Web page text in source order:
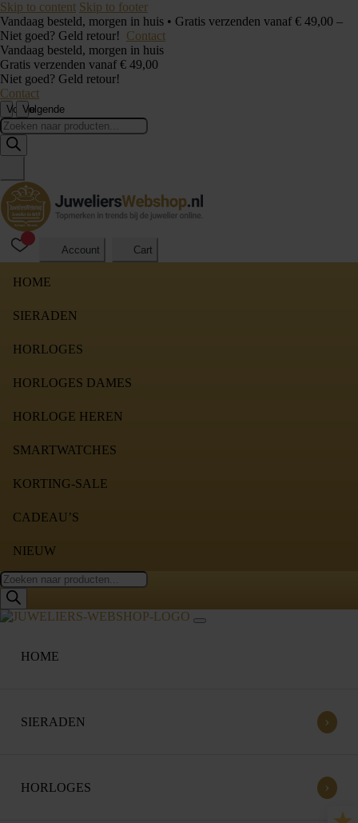
Skip to content Skip to footer
Vandaag besteld, morgen in huis • Gratis verzenden vanaf € 49,00 –
Niet goed? Geld retour! Contact
Vandaag besteld, morgen in huis
Gratis verzenden vanaf € 49,00
Niet goed? Geld retour!
Contact
VorigeVolgende
Producten
zoeken
Account Cart
HOME
SIERADEN
HORLOGES
HORLOGES DAMES
HORLOGE HEREN
SMARTWATCHES
KORTING-SALE
CADEAU’S
NIEUW
Producten
zoeken
HOME
SIERADEN ›
HORLOGES ›